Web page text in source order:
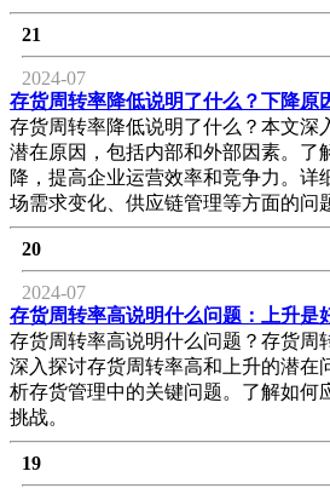
21
2024-07
存货周转率降低说明了什么？下降原
存货周转率降低说明了什么？本文深
潜在原因，包括内部和外部因素。了
降，提高企业运营效率和竞争力。详
场需求变化、供应链管理等方面的问
20
2024-07
存货周转率高说明什么问题：上升是
存货周转率高说明什么问题？存货周
深入探讨存货周转率高和上升的潜在
析存货管理中的关键问题。了解如何
挑战。
19